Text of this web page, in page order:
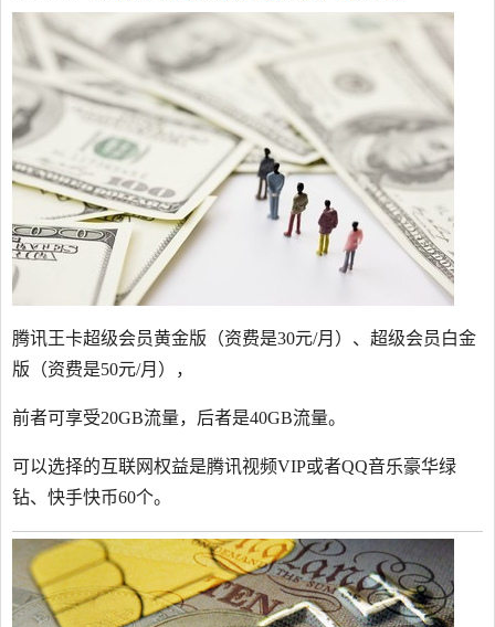
腾讯王卡超级会员黄金版（资费是30元/月）、超级会员白金
版（资费是50元/月），
前者可享受20GB流量，后者是40GB流量。
可以选择的互联网权益是腾讯视频VIP或者QQ音乐豪华绿
钻、快手快币60个。